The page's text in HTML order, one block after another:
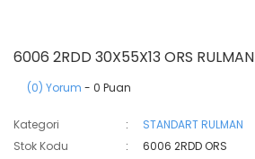
6006 2RDD 30X55X13 ORS RULMAN
(0) Yorum - 0 Puan
Kategori
STANDART RULMAN
Stok Kodu
6006 2RDD ORS